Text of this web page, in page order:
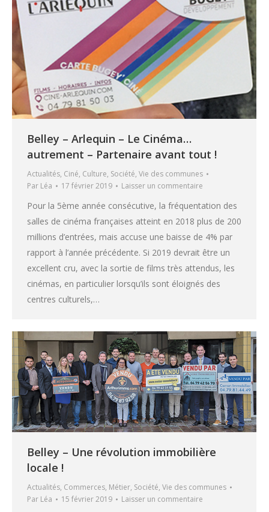
Belley – Arlequin – Le Cinéma…
autrement – Partenaire avant tout !
Actualités, Ciné, Culture, Société, Vie des communes
Par Léa 17 février 2019 Laisser un commentaire
Pour la 5ème année consécutive, la fréquentation des
salles de cinéma françaises atteint en 2018 plus de 200
millions d’entrées, mais accuse une baisse de 4% par
rapport à l’année précédente. Si 2019 devrait être un
excellent cru, avec la sortie de films très attendus, les
cinémas, en particulier lorsqu’ils sont éloignés des
centres culturels,…
Belley – Une révolution immobilière
locale !
Actualités, Commerces, Métier, Société, Vie des communes
Par Léa 15 février 2019 Laisser un commentaire